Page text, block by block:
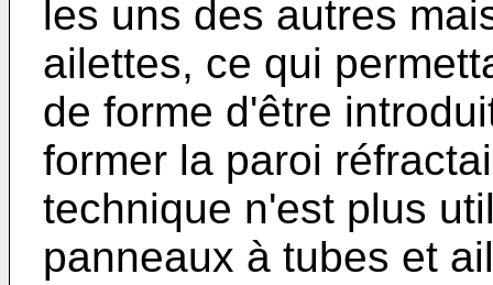
les uns des autres
ailettes, ce qui
de forme d'être
former la paroi
technique n'est plus
panneaux à tubes et